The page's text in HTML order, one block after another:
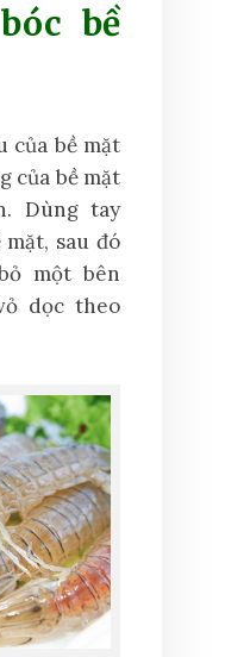
bề
của bề mặt
của bề mặt
Dùng tay
sau đó
một bên
dọc theo